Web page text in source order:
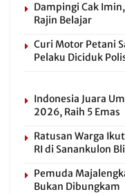
Dampingi Cak
Rajin Belajar
Curi Motor Petani
Pelaku Diciduk
Indonesia Juara
2026, Raih 5 Emas
Ratusan Warga
RI di Sanankulon
Pemuda
Bukan Dibungkam